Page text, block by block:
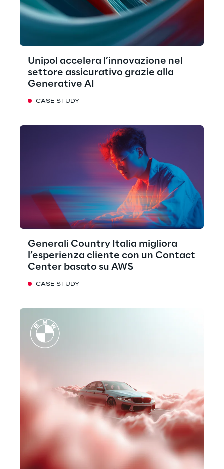
Unipol accelera l’innovazione nel
settore assicurativo grazie alla
Generative AI
CASE STUDY
Generali Country Italia migliora
l’esperienza cliente con un Contact
Center basato su AWS
CASE STUDY